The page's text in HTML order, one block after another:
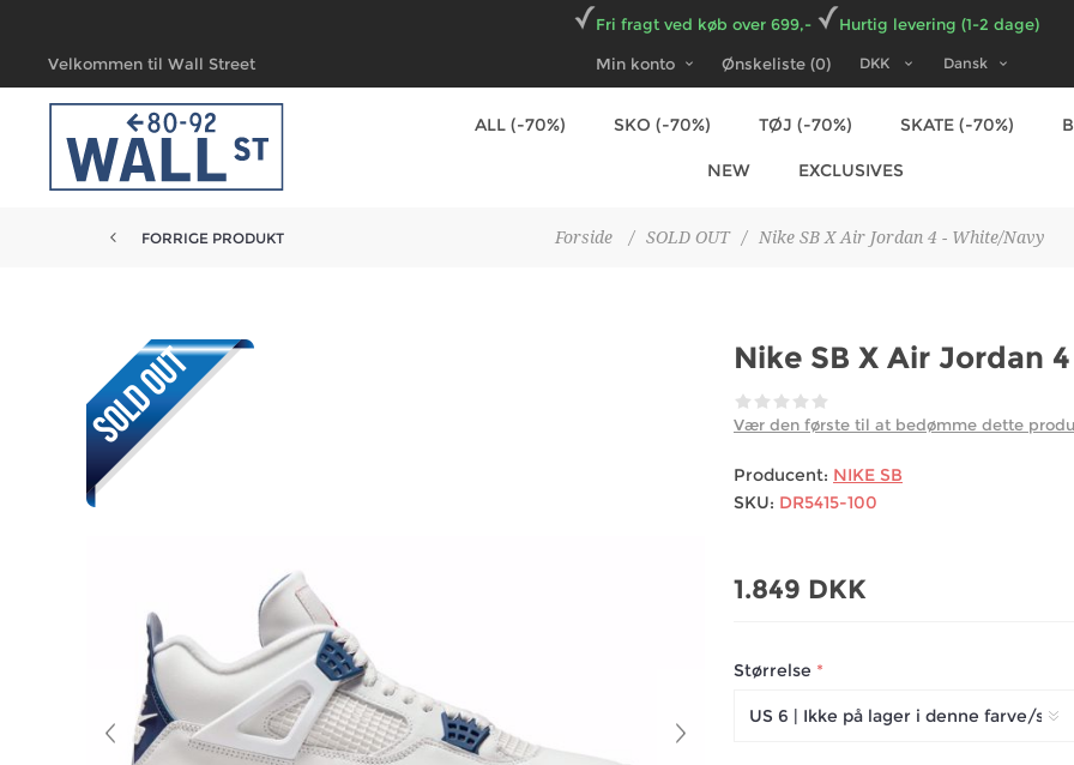
Fri fragt ved køb over 699,- Hurtig levering (1-2 dage)
Velkommen til Wall Street Min konto Ønskeliste (0)
ALL (-70%) SKO (-70%) TØJ (-70%) SKATE (-70%)
NEW EXCLUSIVES
Forside / SOLD OUT / Nike SB X Air Jordan 4 - White/Navy
FORRIGE PRODUKT
Nike SB X Air Jordan
Vær den første til at bedømme dette
Producent: NIKE SB
SKU: DR5415-100
1.849 DKK
Størrelse *